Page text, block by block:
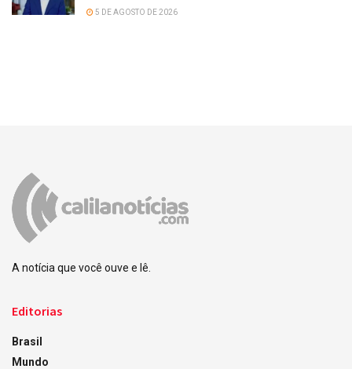
5 DE AGOSTO DE 2026
A notícia que você ouve e lê.
Editorias
Brasil
Mundo